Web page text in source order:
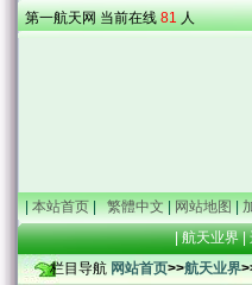
第一航天网 当前在线 81 人
| 本站首页 | 繁體中文 | 网站地图 |
| 航天业界|
栏目导航 网站首页>>航天业界